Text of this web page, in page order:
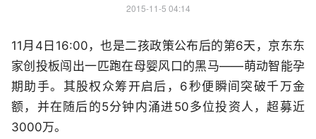
2015-11-5 04:14
11月4日16:00，也是二孩政策公布后的第6天，京东东
家创投板闯出一匹跑在母婴风口的黑马——萌动智能孕
期助手。其股权众筹开启后，6秒便瞬间突破千万金
额，并在随后的5分钟内涌进50多位投资人，超募近
3000万。